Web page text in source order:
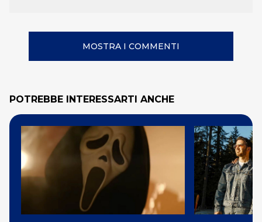
MOSTRA I COMMENTI
POTREBBE INTERESSARTI ANCHE